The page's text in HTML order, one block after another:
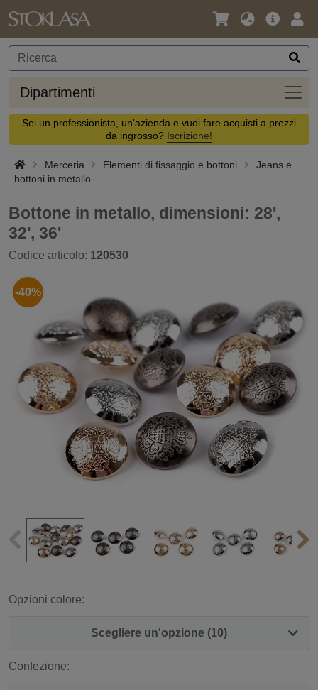
Lingua
Valuta
Offerta
Dipartimenti
Sei un professionista, un'azienda e vuoi fare acquisti a prezzi
da ingrosso? Iscrizione!
Merceria Elementi di fissaggio e bottoni
Jeans e
bottoni in metallo
Bottone in metallo, dimensioni: 28',
32', 36'
Codice articolo: 120530
-40%
Opzioni colore:
Scegliere un'opzione (10)
Confezione: